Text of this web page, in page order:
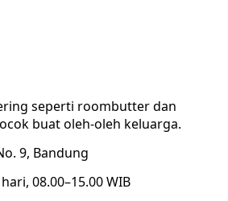
seperti roombutter dan
buat oleh-oleh keluarga.
9, Bandung
08.00–15.00 WIB